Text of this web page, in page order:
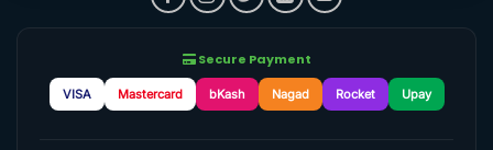
Secure Payment
VISA Mastercard bKash Nagad Rocket Upay